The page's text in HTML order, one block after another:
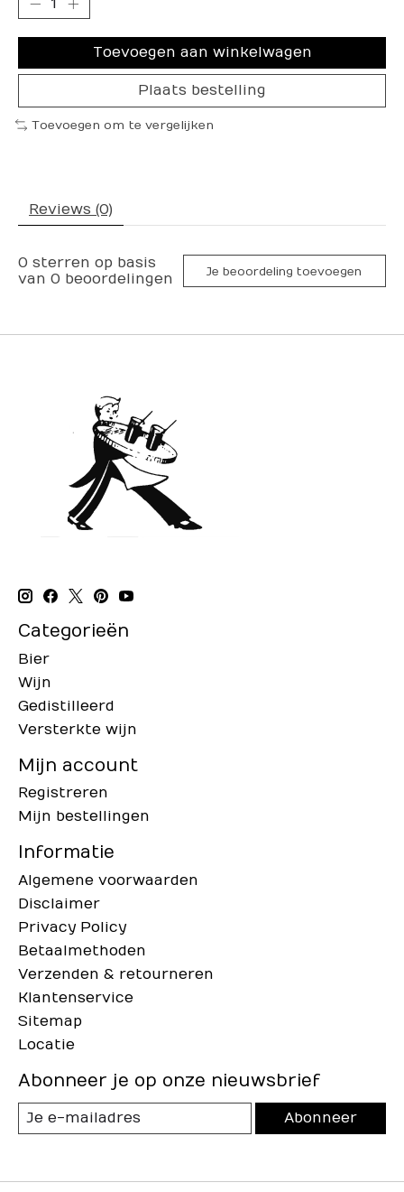
Toevoegen aan winkelwagen
Plaats bestelling
Toevoegen om te vergelijken
Reviews (0)
0 sterren op basis
van 0 beoordelingen Je beoordeling toevoegen
Categorieën
Bier
Wijn
Gedistilleerd
Versterkte wijn
Mijn account
Registreren
Mijn bestellingen
Informatie
Algemene voorwaarden
Disclaimer
Privacy Policy
Betaalmethoden
Verzenden & retourneren
Klantenservice
Sitemap
Locatie
Abonneer je op onze nieuwsbrief
Abonneer